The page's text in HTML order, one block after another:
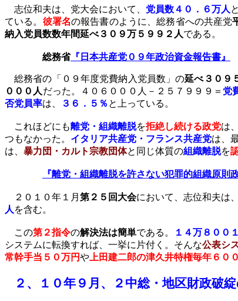
志位和夫は、党大会において、 党員数４０．６万人 と
ている。 彼署名の報告書のように、総務省への共産党
納入党員数数年間延べ３０９万５９９２人である。
総務省『日本共産党０９年政治資金報告書』
総務省の 「０９年度党費納入党員数」の延べ３０９
０００人 だった。４０６０００人－２５７９９９＝ 党
否党員率は、 ３６．５％ と上っている。
これほどにも離党・組織離脱を拒絶し続ける政党は
つもなかった。 イタリア共産党・フランス共産党は、
は、 暴力団・カルト宗教団体と同じ体質の組織離脱を
『離党・組織離脱を許さない犯罪的組織原則政
２０１０年１月 第２５回大会において、志位和夫は、
人 を含む。
この第２指令の解決法は簡単である。 １４万８００
システムに転換すれば、一挙に片付く。そんな公表シ
常幹手当５０万円や 上田建二郎の津久井特権毎年６０
２、 １０年９月、２中総・地区財政破